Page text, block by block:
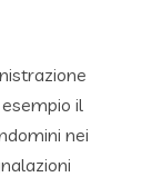
il
nei